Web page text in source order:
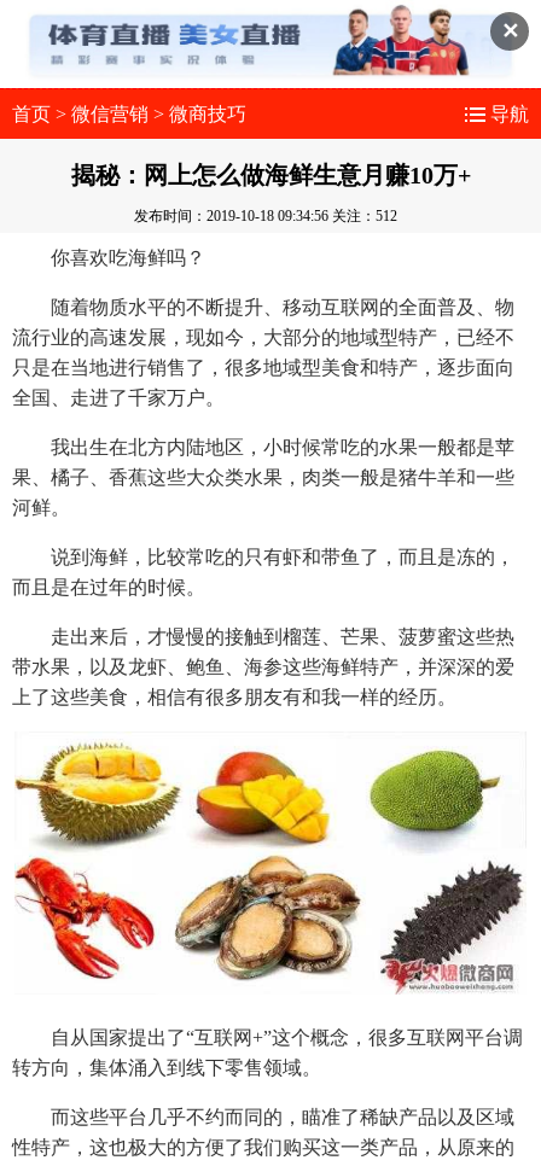
✕
首页 > 微信营销 > 微商技巧 导航
揭秘：网上怎么做海鲜生意月赚10万+
发布时间：2019-10-18 09:34:56 关注：512
你喜欢吃海鲜吗？
随着物质水平的不断提升、移动互联网的全面普及、物
流行业的高速发展，现如今，大部分的地域型特产，已经不
只是在当地进行销售了，很多地域型美食和特产，逐步面向
全国、走进了千家万户。
我出生在北方内陆地区，小时候常吃的水果一般都是苹
果、橘子、香蕉这些大众类水果，肉类一般是猪牛羊和一些
河鲜。
说到海鲜，比较常吃的只有虾和带鱼了，而且是冻的，
而且是在过年的时候。
走出来后，才慢慢的接触到榴莲、芒果、菠萝蜜这些热
带水果，以及龙虾、鲍鱼、海参这些海鲜特产，并深深的爱
上了这些美食，相信有很多朋友有和我一样的经历。
自从国家提出了“互联网+”这个概念，很多互联网平台调
转方向，集体涌入到线下零售领域。
而这些平台几乎不约而同的，瞄准了稀缺产品以及区域
性特产，这也极大的方便了我们购买这一类产品，从原来的